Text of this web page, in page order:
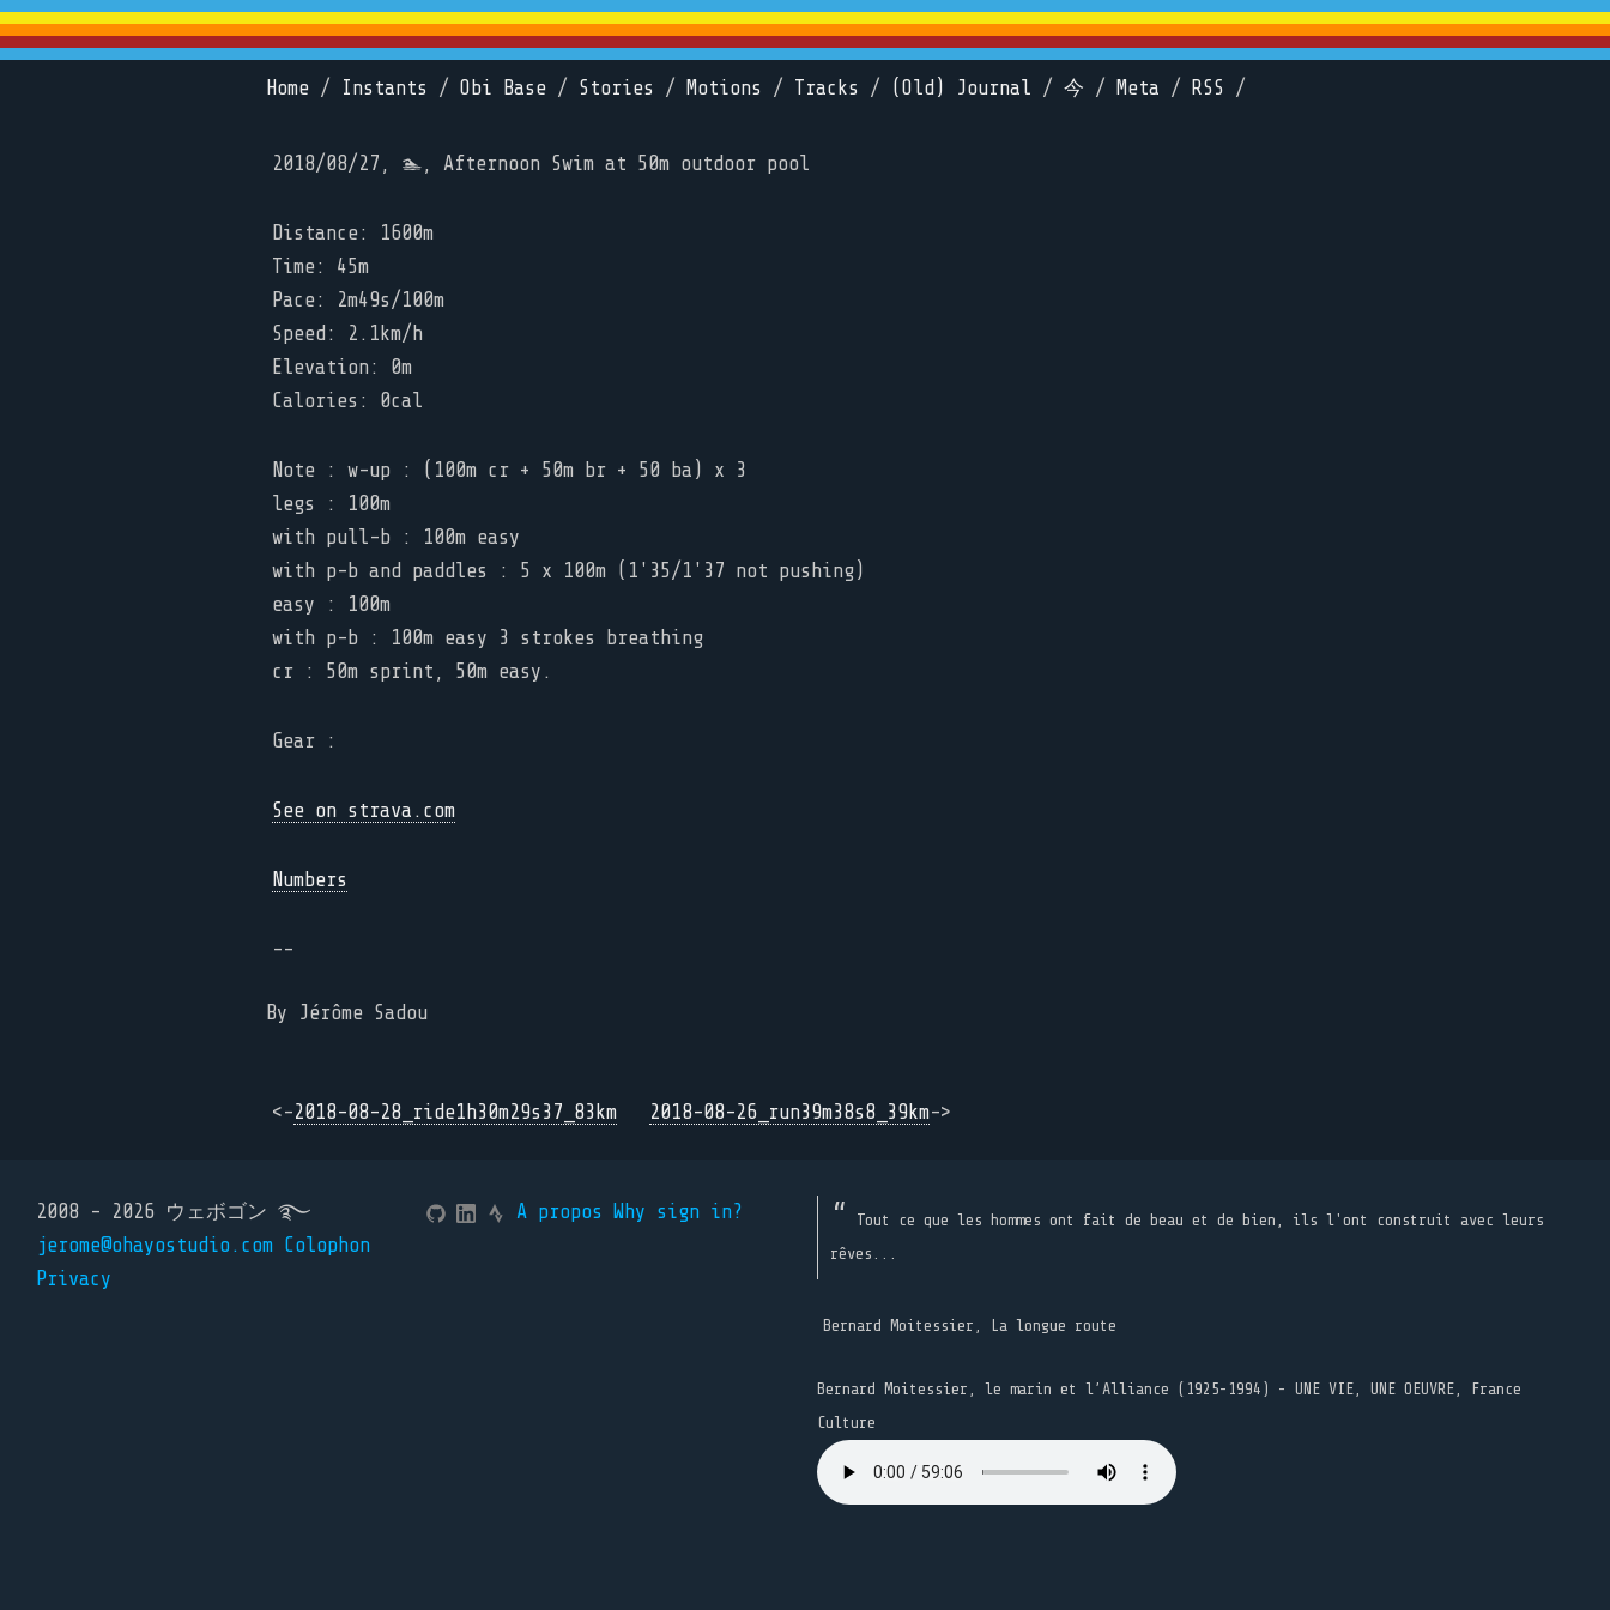
Home / Instants / Obi Base / Stories / Motions / Tracks / (Old) Journal / 今 / Meta / RSS /
2018/08/27, 🏊, Afternoon Swim at 50m outdoor pool
Distance: 1600m
Time: 45m
Pace: 2m49s/100m
Speed: 2.1km/h
Elevation: 0m
Calories: 0cal
Note : w-up : (100m cr + 50m br + 50 ba) x 3
legs : 100m
with pull-b : 100m easy
with p-b and paddles : 5 x 100m (1'35/1'37 not pushing)
easy : 100m
with p-b : 100m easy 3 strokes breathing
Gear :
See on strava.com
Numbers
--
By Jérôme Sadou
<-2018-08-28_ride1h30m29s37_83km 2018-08-26_run39m38s8_39km->
2008 - 2026 ウェボゴン ࿐
jerome@ohayostudio.com Colophon
Privacy
A propos Why sign in?
Tout ce que les hommes ont fait de beau et de bien, ils l'ont construit avec leurs
rêves...
Bernard Moitessier, La longue route
Bernard Moitessier, le marin et l’Alliance (1925-1994) - UNE VIE, UNE OEUVRE, France
Culture